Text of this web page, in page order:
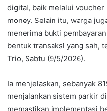
digital, baik melalui voucher
money. Selain itu, warga
menerima bukti
bentuk transaksi yang sah,
Trio, Sabtu (9/5/2026).
Ia menjelaskan, sebanyak
menjalankan sistem parkir
memastikan implementasi